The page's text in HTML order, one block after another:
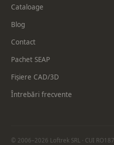
Cataloage
Blog
Contact
Pachet SEAP
Fișiere CAD/3D
Întrebări frecvente
© 2006–2026 Loftrek SRL · CUI